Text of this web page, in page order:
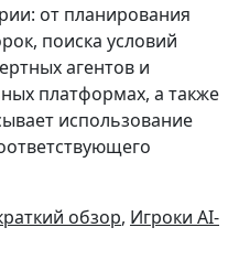
от планирования
поиска условий
агентов и
платформах, а также
использование
обзор, Игроки AI-